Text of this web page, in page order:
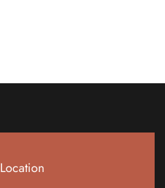
Location